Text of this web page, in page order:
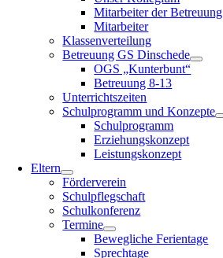
Mitarbeiter der Betreuung
Mitarbeiter
Klassenverteilung
Betreuung GS Dinschede
OGS „Kunterbunt“
Betreuung 8-13
Unterrichtszeiten
Schulprogramm und Konzepte
Schulprogramm
Erziehungskonzept
Leistungskonzept
Eltern
Förderverein
Schulpflegschaft
Schulkonferenz
Termine
Bewegliche Ferientage
Sprechtage